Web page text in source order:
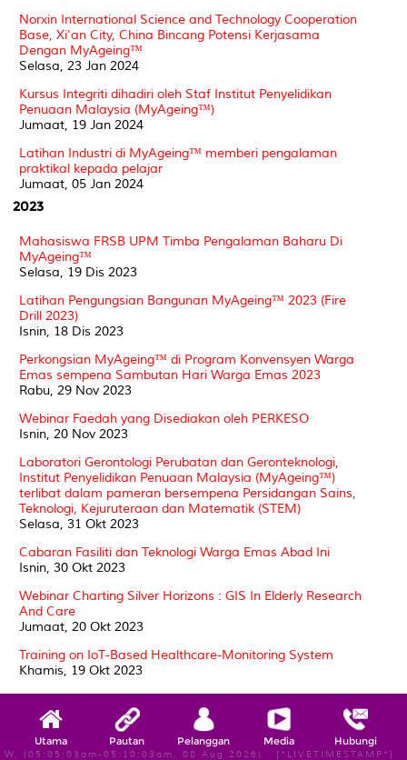
Norxin International Science and Technology Cooperation
Base, Xi'an City, China Bincang Potensi Kerjasama
Dengan MyAgeing™
Selasa, 23 Jan 2024
Kursus Integriti dihadiri oleh Staf Institut Penyelidikan
Penuaan Malaysia (MyAgeing™)
Jumaat, 19 Jan 2024
Latihan Industri di MyAgeing™ memberi pengalaman
praktikal kepada pelajar
Jumaat, 05 Jan 2024
2023
Mahasiswa FRSB UPM Timba Pengalaman Baharu Di
MyAgeing™
Selasa, 19 Dis 2023
Latihan Pengungsian Bangunan MyAgeing™ 2023 (Fire
Drill 2023)
Isnin, 18 Dis 2023
Perkongsian MyAgeing™ di Program Konvensyen Warga
Emas sempena Sambutan Hari Warga Emas 2023
Rabu, 29 Nov 2023
Webinar Faedah yang Disediakan oleh PERKESO
Isnin, 20 Nov 2023
Laboratori Gerontologi Perubatan dan Geronteknologi,
Institut Penyelidikan Penuaan Malaysia (MyAgeing™)
terlibat dalam pameran bersempena Persidangan Sains,
Teknologi, Kejuruteraan dan Matematik (STEM)
Selasa, 31 Okt 2023
Cabaran Fasiliti dan Teknologi Warga Emas Abad Ini
Isnin, 30 Okt 2023
Webinar Charting Silver Horizons : GIS In Elderly Research
And Care
Jumaat, 20 Okt 2023
Training on IoT-Based Healthcare-Monitoring System
Khamis, 19 Okt 2023
Sesi Perkongsian Pengalaman dan Maklumat Penjagaan
Warga Emas Dimensia
Selasa, 17 Okt 2023
Utama Pautan Pelanggan Media Hubungi
W, (05:05:03am-05:10:03am, 08 Aug 2026) [*LIVETIMESTAMP*]